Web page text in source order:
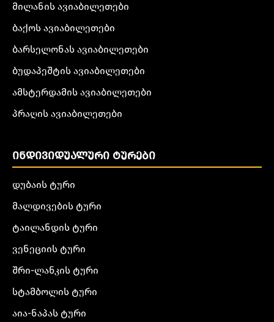
მილანის ავიაბილეთები
ბაქოს ავიაბილეთები
ბარსელონას ავიაბილეთები
ბუდაპეშტის ავიაბილეთები
ამსტერდამის ავიაბილეთები
პრაღის ავიაბილეთები
ᲘᲜᲓᲘᲕᲘᲓᲣᲐᲚᲣᲠᲘ ᲢᲣᲠᲔᲑᲘ
დუბაის ტური
მალდივების ტური
ტაილანდის ტური
ვენეციის ტური
შრი-ლანკის ტური
სტამბოლის ტური
აია-ნაპას ტური